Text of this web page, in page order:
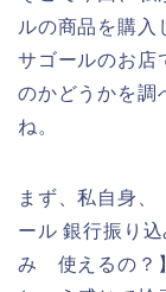
ルの商品を購入
サゴールのお店
のかどうかを調
ね。
まず、私自身、
ール 銀行振り
み 使えるの？